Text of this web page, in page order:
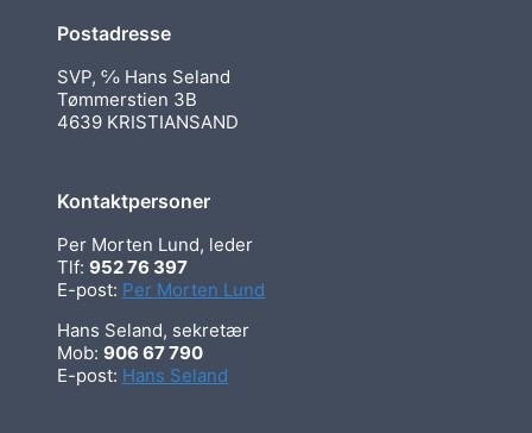
Postadresse
SVP, ℅ Hans Seland
Tømmerstien 3B
4639 KRISTIANSAND
Kontaktpersoner
Per Morten Lund, leder
Tlf: 952 76 397
E-post: Per Morten Lund
Hans Seland, sekretær
Mob: 906 67 790
E-post: Hans Seland